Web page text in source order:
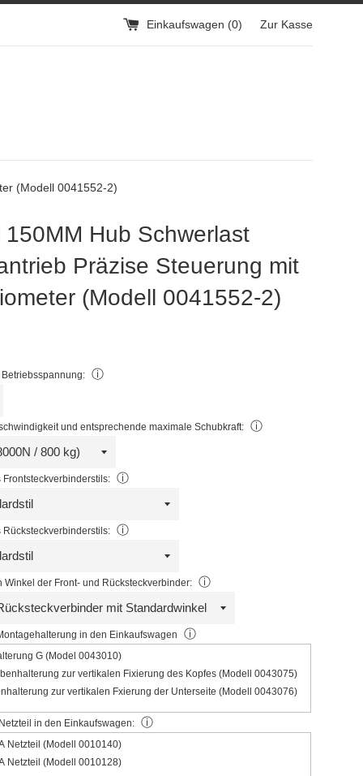
Einkaufswagen (0) Zur Kasse
(Modell 0041552-2)
150MM Hub Schwerlast
Präzise Steuerung mit
(Modell 0041552-2)
ⓘ
und entsprechende maximale Schubkraft: ⓘ
ⓘ
ⓘ
Winkel der Front- und Rücksteckverbinder: ⓘ
in den Einkaufswagen ⓘ
G (Model 0043010)
zur vertikalen Fixierung des Kopfes (Modell 0043075)
zur vertikalen Fxierung der Unterseite (Modell 0043076)
in den Einkaufswagen: ⓘ
Netzteil (Modell 0010140)
Netzteil (Modell 0010128)